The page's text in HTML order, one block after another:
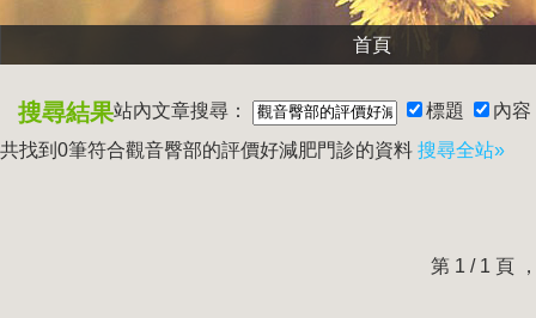
首頁
搜尋結果站內文章搜尋： 標題
內容
共找到0筆符合觀音臀部的評價好減肥門診的資料 搜尋全站»
第 1 / 1